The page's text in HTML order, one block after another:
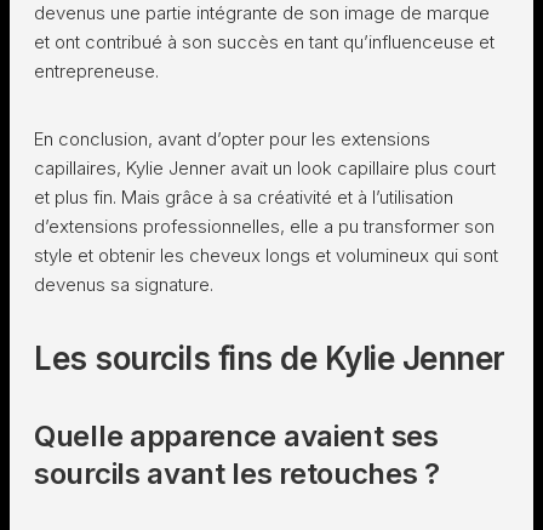
devenus une partie intégrante de son image de marque
et ont contribué à son succès en tant qu’influenceuse et
entrepreneuse.
En conclusion, avant d’opter pour les extensions
capillaires, Kylie Jenner avait un look capillaire plus court
et plus fin. Mais grâce à sa créativité et à l’utilisation
d’extensions professionnelles, elle a pu transformer son
style et obtenir les cheveux longs et volumineux qui sont
devenus sa signature.
Les sourcils fins de Kylie Jenner
Quelle apparence avaient ses
sourcils avant les retouches ?